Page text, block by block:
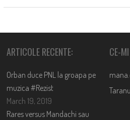
ARTICOLE RECENTE:
Orban duce PNL la groapa pe
muzica #Rezist
March 19, 2019
Rares versus Mandachi sau
CE-